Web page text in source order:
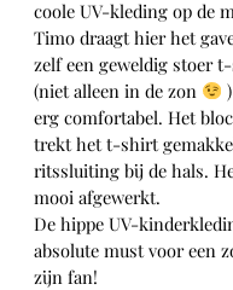
coole UV-kleding op de
Timo draagt hier het
zelf een geweldig stoer
(niet alleen in de zon
erg comfortabel. Het
trekt het t-shirt
ritssluiting bij de hals.
mooi afgewerkt.
De hippe UV-
absolute must voor een
zijn fan!